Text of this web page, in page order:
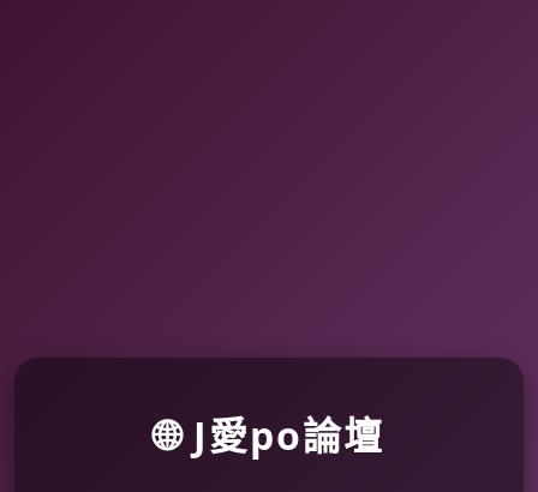
🌐 J愛po論壇